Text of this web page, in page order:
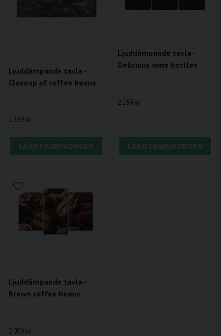
Ljuddämpande tavla -
Closeup of coffee beans
1 399 kr
LÄGG I VARUKORGEN
Ljuddämpande tavla -
Delicious wine bottles
2 199 kr
LÄGG I VARUKORGEN
Ljuddämpande tavla -
Brown coffee beans
2 099 kr